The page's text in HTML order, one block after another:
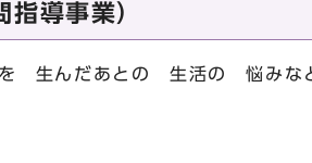
導事業）
を 生んだあとの 生活の 悩み